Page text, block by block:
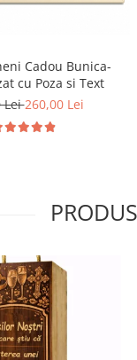
Cadou Bunica-
cu Poza si Text
Lei260,00 Lei